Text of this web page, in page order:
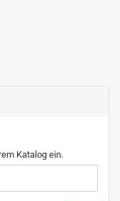
Katalog ein.